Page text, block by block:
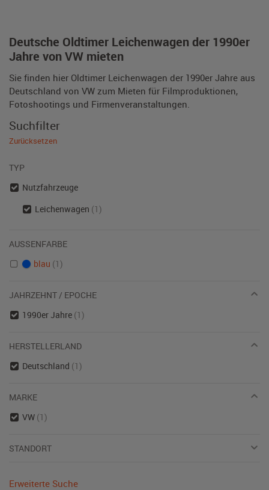
Deutsche Oldtimer Leichenwagen der 1990er
Jahre von VW mieten
Sie finden hier Oldtimer Leichenwagen der 1990er Jahre aus
Deutschland von VW zum Mieten für Filmproduktionen,
Fotoshootings und Firmenveranstaltungen.
Suchfilter
Zurücksetzen
TYP
Nutzfahrzeuge
Leichenwagen (1)
AUSSENFARBE
blau (1)
JAHRZEHNT / EPOCHE
1990er Jahre (1)
HERSTELLERLAND
Deutschland (1)
MARKE
VW (1)
STANDORT
Erweiterte Suche